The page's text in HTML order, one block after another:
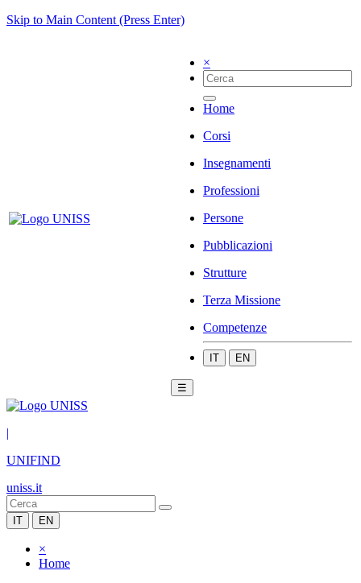
Skip to Main Content (Press Enter)
×
Home
Corsi
Insegnamenti
Professioni
Persone
Pubblicazioni
Strutture
Terza Missione
Competenze
IT EN
☰
|
UNIFIND
uniss.it
IT EN
×
Home